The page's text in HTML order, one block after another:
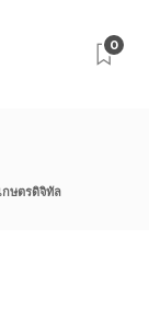
0
กษตรดิจิทัล